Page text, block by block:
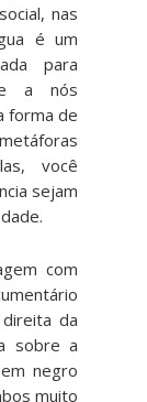
nas
é um
para
a nós
forma de
você
sejam
com
da
sobre a
negro
muito